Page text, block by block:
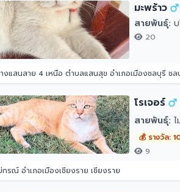
มะพร้าว
สายพันธุ์:
20
งแสนสาย 4 เหนือ ตำบลแสนสุข อำเภอเมืองชลบุรี ช
โรเจอร์
สายพันธุ์:
💰 รางวัล:
9
รณ์ อำเภอเมืองเชียงราย เชียงราย